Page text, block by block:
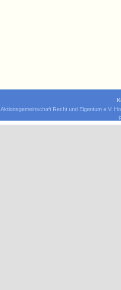
Aktionsgemeinschaft Recht und Eigentum e.V.